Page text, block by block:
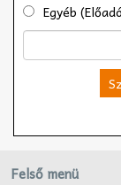
Egyéb
Felső menü